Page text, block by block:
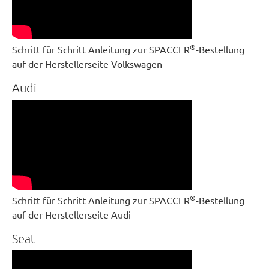
Schritt für Schritt Anleitung zur SPACCER®-Bestellung
auf der Herstellerseite Volkswagen
Audi
Schritt für Schritt Anleitung zur SPACCER®-Bestellung
auf der Herstellerseite Audi
Seat